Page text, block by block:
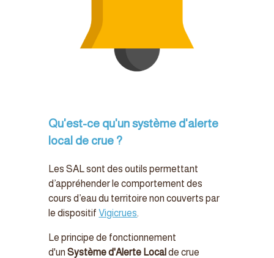
Qu'est-ce qu'un système d'alerte
local de crue ?
Les SAL sont des outils permettant
d’appréhender le comportement des
cours d’eau du territoire non couverts par
le dispositifVigicrues.
Le principe de fonctionnement
d'unSystème d'Alerte Local de crue